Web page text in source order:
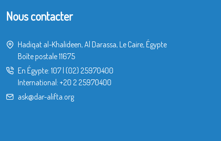
Nous contacter
Hadiqat al-Khalideen, Al Darassa, Le Caire, Égypte
Boîte postale 11675
En Égypte: 107| (02) 25970400
International: +20 2 25970400
ask@dar-alifta.org